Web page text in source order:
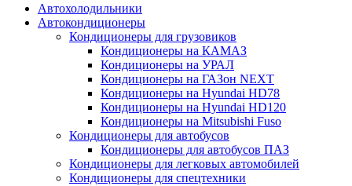
Автохолодильники
Автокондиционеры
Кондиционеры для грузовиков
Кондиционеры на КАМАЗ
Кондиционеры на УРАЛ
Кондиционеры на ГАЗон NEXT
Кондиционеры на Hyundai HD78
Кондиционеры на Hyundai HD120
Кондиционеры на Mitsubishi Fuso
Кондиционеры для автобусов
Кондиционеры для автобусов ПАЗ
Кондиционеры для легковых автомобилей
Кондиционеры для спецтехники